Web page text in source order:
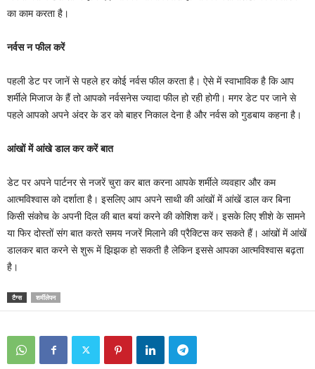
का काम करता है।
नर्वस न फील करें
पहली डेट पर जानें से पहले हर कोई नर्वस फील करता है। ऐसे में स्वाभाविक है कि आप
शर्मीले मिजाज के हैं तो आपको नर्वसनेस ज्यादा फील हो रही होगी। मगर डेट पर जाने से
पहले आपको अपने अंदर के डर को बाहर निकाल देना है और नर्वस को गुडबाय कहना है।
आंखों में आंखे डाल कर करें बात
डेट पर अपने पार्टनर से नजरें चुरा कर बात करना आपके शर्मीले व्यवहार और कम
आत्मविश्वास को दर्शाता है। इसलिए आप अपने साथी की आंखों में आंखें डाल कर बिना
किसी संकोच के अपनी दिल की बात बयां करने की कोशिश करें। इसके लिए शीशे के सामने
या फिर दोस्तों संग बात करते समय नजरें मिलाने की प्रैक्टिस कर सकते हैं। आंखों में आंखें
डालकर बात करने से शुरू में झिझक हो सकती है लेकिन इससे आपका आत्मविश्वास बढ़ता
है।
टैग्स शर्मीलेपन